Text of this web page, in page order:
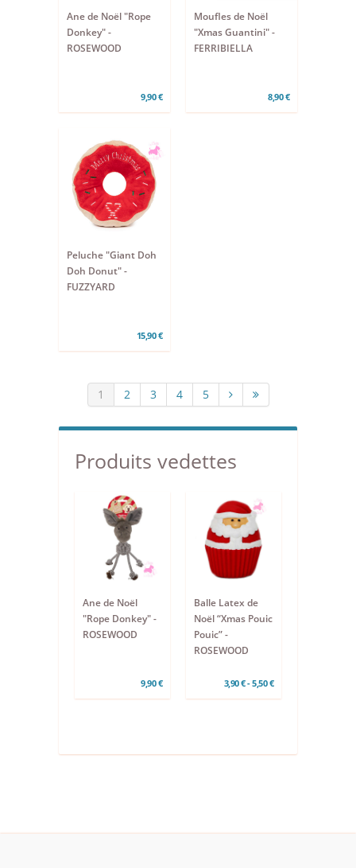
Ane de Noël "Rope
Donkey" -
ROSEWOOD
9,90 €
Moufles de Noël
"Xmas Guantini" -
FERRIBIELLA
8,90 €
Peluche "Giant Doh
Doh Donut" -
FUZZYARD
15,90 €
1 2 3 4 5
Produits vedettes
Ane de Noël
"Rope Donkey" -
ROSEWOOD
9,90 €
Balle Latex de
Noël “Xmas Pouic
Pouic” -
ROSEWOOD
3,90 € - 5,50 €